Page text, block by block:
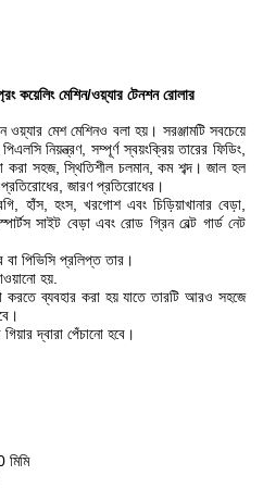
কয়েলিং মেশিন/ওয়্যার টেনশন রোলার
ওয়্যার মেশ মেশিনও বলা হয়। সরঞ্জামটি সবচেয়ে
নিয়ন্ত্রণ, সম্পূর্ণ স্বয়ংক্রিয় তারের ফিডিং,
করা সহজ, স্থিতিশীল চলমান, কম শব্দ। জাল হল
জারণ প্রতিরোধের।
হাঁস, হংস, খরগোশ এবং চিড়িয়াখানার বেড়া,
সাইট বেড়া এবং রোড গ্রিন বেল্ট গার্ড নেট
বা পিভিসি প্রলিপ্ত তার।
হয়.
ব্যবহার করা হয় যাতে তারটি আরও সহজে
দ্বারা পেঁচানো হবে।
মিমি